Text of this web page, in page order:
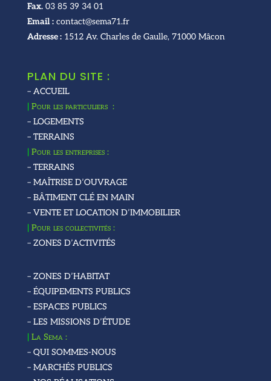
Fax.03 85 39 34 01
Email :contact@sema71.fr
Adresse :1512 Av. Charles de Gaulle, 71000 Mâcon
PLAN DU SITE :
– ACCUEIL
| Pour les particuliers :
– LOGEMENTS
– TERRAINS
| Pour les entreprises :
– TERRAINS
– MAÎTRISE D’OUVRAGE
– BÂTIMENT CLÉ EN MAIN
– VENTE ET LOCATION D’IMMOBILIER
| Pour les collectivités :
– ZONES D’ACTIVITÉS
– ZONES D’HABITAT
– ÉQUIPEMENTS PUBLICS
– ESPACES PUBLICS
– LES MISSIONS D’ÉTUDE
| La Sema :
– QUI SOMMES-NOUS
– MARCHÉS PUBLICS